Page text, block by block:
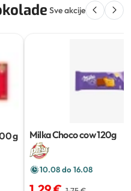
Sve akcije
g Milka Choco cow120g
10.08 do 16.08